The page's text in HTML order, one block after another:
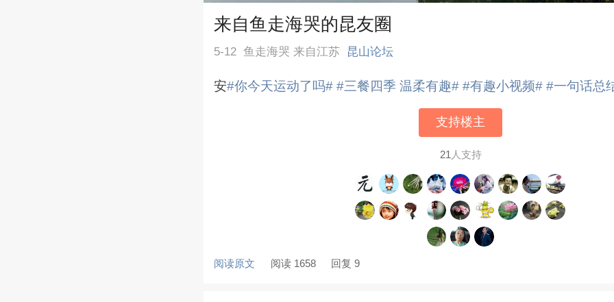
来自鱼走海哭的昆友圈
5-12 鱼走海哭 来自江苏 昆山论坛
安#你今天运动了吗# #三餐四季 温柔有趣# #有趣小视频# #一句话总
支持楼主
21 人支持
阅读原文 阅读 1658 回复 9